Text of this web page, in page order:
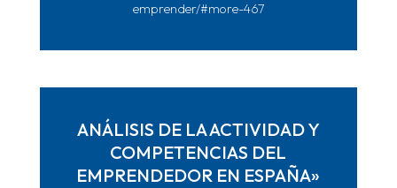
emprender/#more-467
ANÁLISIS DE LA ACTIVIDAD Y
COMPETENCIAS DEL
EMPRENDEDOR EN ESPAÑA»